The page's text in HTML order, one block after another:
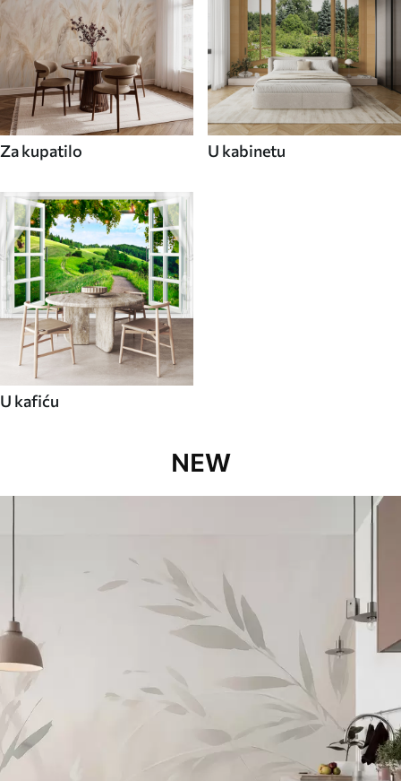
Za kupatilo U kabinetu
U kafiću
NEW